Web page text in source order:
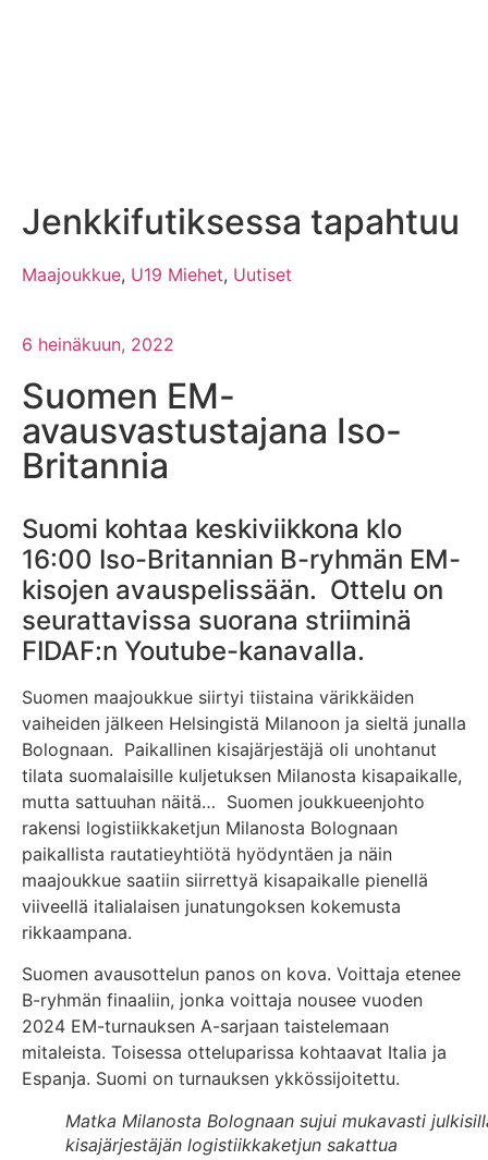
Jenkkifutiksessa tapahtuu
Maajoukkue, U19 Miehet, Uutiset
6 heinäkuun, 2022
Suomen EM-
avausvastustajana Iso-
Britannia
Suomi kohtaa keskiviikkona klo
16:00 Iso-Britannian B-ryhmän EM-
kisojen avauspelissään. Ottelu on
seurattavissa suorana striiminä
FIDAF:n Youtube-kanavalla.
Suomen maajoukkue siirtyi tiistaina värikkäiden
vaiheiden jälkeen Helsingistä Milanoon ja sieltä junalla
Bolognaan. Paikallinen kisajärjestäjä oli unohtanut
tilata suomalaisille kuljetuksen Milanosta kisapaikalle,
mutta sattuuhan näitä… Suomen joukkueenjohto
rakensi logistiikkaketjun Milanosta Bolognaan
paikallista rautatieyhtiötä hyödyntäen ja näin
maajoukkue saatiin siirrettyä kisapaikalle pienellä
viiveellä italialaisen junatungoksen kokemusta
rikkaampana.
Suomen avausottelun panos on kova. Voittaja etenee
B-ryhmän finaaliin, jonka voittaja nousee vuoden
2024 EM-turnauksen A-sarjaan taistelemaan
mitaleista. Toisessa otteluparissa kohtaavat Italia ja
Espanja. Suomi on turnauksen ykkössijoitettu.
Matka Milanosta Bolognaan sujui mukavasti
kisajärjestäjän logistiikkaketjun sakattua